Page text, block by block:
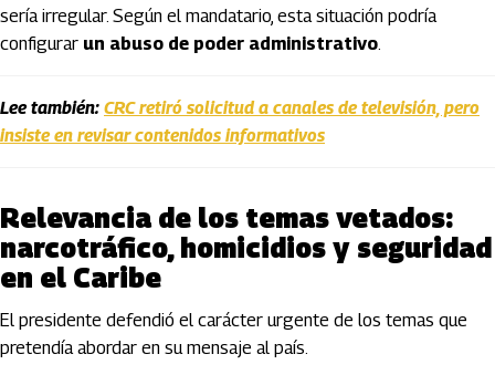
sería irregular. Según el mandatario, esta situación podría
configurar un abuso de poder administrativo.
Lee también: CRC retiró solicitud a canales de televisión, pero
insiste en revisar contenidos informativos
Relevancia de los temas vetados:
narcotráfico, homicidios y seguridad
en el Caribe
El presidente defendió el carácter urgente de los temas que
pretendía abordar en su mensaje al país.